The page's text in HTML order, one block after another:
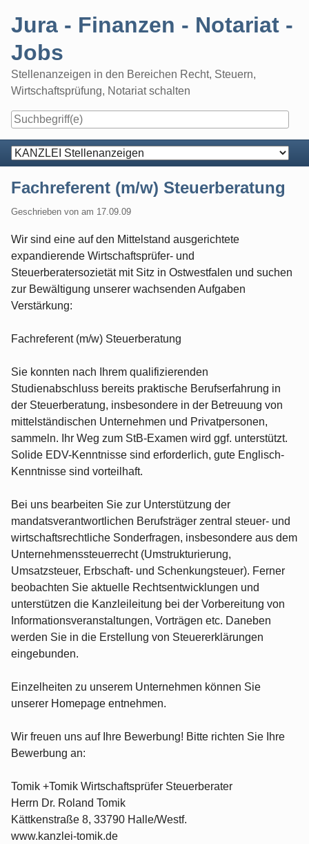
Jura - Finanzen - Notariat -
Jobs
Stellenanzeigen in den Bereichen Recht, Steuern,
Wirtschaftsprüfung, Notariat schalten
Navigation
Fachreferent (m/w) Steuerberatung
Geschrieben von am 17.09.09
Wir sind eine auf den Mittelstand ausgerichtete
expandierende Wirtschaftsprüfer- und
Steuerberatersozietät mit Sitz in Ostwestfalen und suchen
zur Bewältigung unserer wachsenden Aufgaben
Verstärkung:
Fachreferent (m/w) Steuerberatung
Sie konnten nach Ihrem qualifizierenden
Studienabschluss bereits praktische Berufserfahrung in
der Steuerberatung, insbesondere in der Betreuung von
mittelständischen Unternehmen und Privatpersonen,
sammeln. Ihr Weg zum StB-Examen wird ggf. unterstützt.
Solide EDV-Kenntnisse sind erforderlich, gute Englisch-
Kenntnisse sind vorteilhaft.
Bei uns bearbeiten Sie zur Unterstützung der
mandatsverantwortlichen Berufsträger zentral steuer- und
wirtschaftsrechtliche Sonderfragen, insbesondere aus dem
Unternehmenssteuerrecht (Umstrukturierung,
Umsatzsteuer, Erbschaft- und Schenkungsteuer). Ferner
beobachten Sie aktuelle Rechtsentwicklungen und
unterstützen die Kanzleileitung bei der Vorbereitung von
Informationsveranstaltungen, Vorträgen etc. Daneben
werden Sie in die Erstellung von Steuererklärungen
eingebunden.
Einzelheiten zu unserem Unternehmen können Sie
unserer Homepage entnehmen.
Wir freuen uns auf Ihre Bewerbung! Bitte richten Sie Ihre
Bewerbung an:
Tomik +Tomik Wirtschaftsprüfer Steuerberater
Herrn Dr. Roland Tomik
Kättkenstraße 8, 33790 Halle/Westf.
www.kanzlei-tomik.de